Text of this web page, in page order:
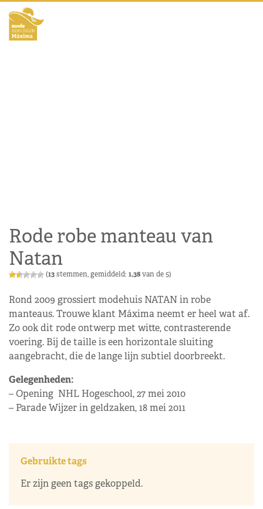
Rode robe manteau van
Natan
(13stemmen, gemiddeld: 1,38van de 5)
Rond 2009 grossiert modehuis NATAN in robe
manteaus. Tr0uwe klant Máxima neemt er heel wat af.
Zo ook dit rode ontwerp met witte, contrasterende
voering. Bij de taille is een horizontale sluiting
aangebracht, die de lange lijn subtiel doorbreekt.
Gelegenheden:
– Opening NHL Hogeschool, 27 mei 2010
– Parade Wijzer in geldzaken, 18 mei 2011
Gebruikte tags
Er zijn geen tags gekoppeld.